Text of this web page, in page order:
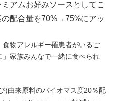
アムお好みソースとしてこ
配合量を70%→75%にアッ
物アレルギー罹患者がいるご
家族みんなで一緒に食べられ
)由来原料のバイオマス度20％配